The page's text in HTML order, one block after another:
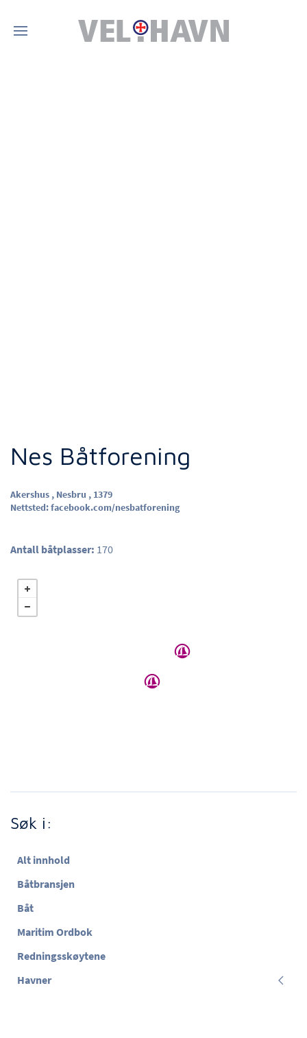
Nes Båtforening
Akershus , Nesbru , 1379
Nettsted:facebook.com/nesbatforening
Antall båtplasser: 170
Søk i:
Alt innhold
Båtbransjen
Båt
Maritim Ordbok
Redningsskøytene
Havner